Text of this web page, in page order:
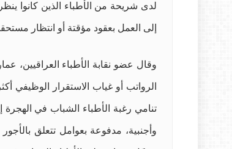
لدى شريحة من الأطباء الذين كانوا
إلى العمل بعقود مؤقتة أو انتظار
وقال عضو نقابة الأطباء العراقيين،
الرواتب أو غياب الاستقرار الوظيفي
تنامي رغبة الأطباء الشباب في
وأجنبية، مدفوعة بعوامل تتعلق